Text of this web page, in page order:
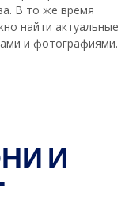
В то же время
найти актуальные
и фотографиями.
И